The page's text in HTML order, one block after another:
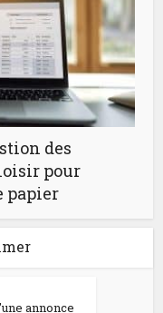
des
pour
papier
annonce